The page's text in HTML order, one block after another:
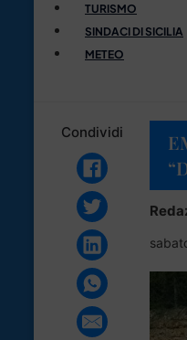
TURISMO
SINDACI DI SICILIA
METEO
Condividi